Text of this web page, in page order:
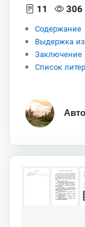
11 306
Содержание
Выдержка из
Заключение
Список